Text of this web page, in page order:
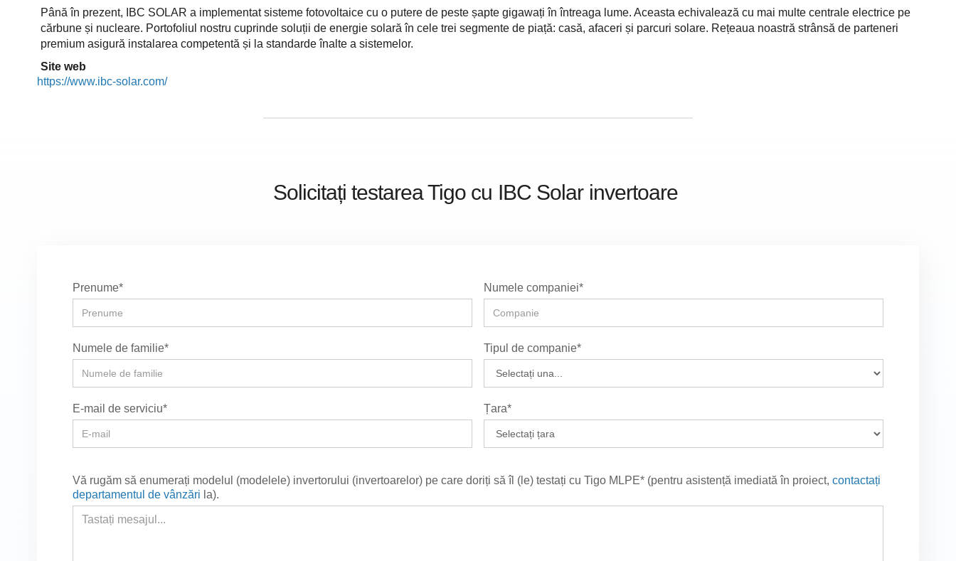
Până în prezent, IBC SOLAR a implementat sisteme fotovoltaice cu o putere de peste șapte gigawați în întreaga lume. Aceasta echivalează cu mai multe centrale electrice pe
cărbune și nucleare. Portofoliul nostru cuprinde soluții de energie solară în cele trei segmente de piață: casă, afaceri și parcuri solare. Rețeaua noastră strânsă de parteneri
premium asigură instalarea competentă și la standarde înalte a sistemelor.
Site web
https://www.ibc-solar.com/
Solicitați testarea Tigo cu IBC Solar invertoare
Prenume*
Numele de familie*
E-mail de serviciu*
Numele companiei*
Tipul de companie*
Țara*
Vă rugăm să enumerați modelul (modelele) invertorului (invertoarelor) pe care doriți să îl (le) testați cu Tigo MLPE* (pentru asistență imediată în proiect, contactați
departamentul de vânzări la).